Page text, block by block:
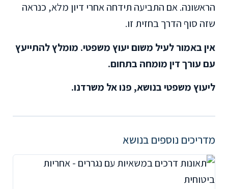
הראשונה. אם התביעה תידחה אחרי דיון מלא, כנראה
שזה סוף הדרך בחזית זו.
אין באמור לעיל משום יעוץ משפטי. מומלץ להתייעץ
עם עורך דין מומחה בתחום.
ליעוץ משפטי בנושא, פנו אל משרדנו.
מדריכים נוספים בנושא